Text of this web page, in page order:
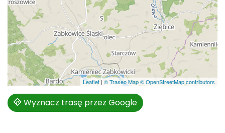
Leaflet | © Traseo Map© OpenStreetMap contributors
Wyznacz trasę przez Google